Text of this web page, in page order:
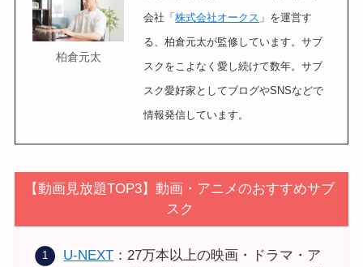
柏倉元太
会社「株式会社オークス 」を運営す
る、柏倉元太が監修しています。サブ
スクをこよなく愛し続けて数年。サブ
スク愛好家としてブログやSNSなどで
情報発信しています。
【動画見放題TOP3】動画・アニメのおすすめサブ
スク
U-NEXT ：27万本以上の映画・ドラマ・ア